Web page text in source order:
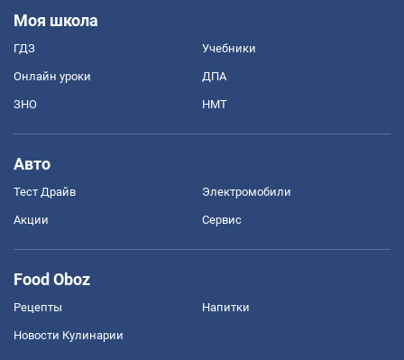
Моя школа
ГДЗ Учебники
Онлайн уроки ДПА
ЗНО НМТ
Авто
Тест Драйв Электромобили
Акции Сервис
Food Oboz
Рецепты Напитки
Новости Кулинарии